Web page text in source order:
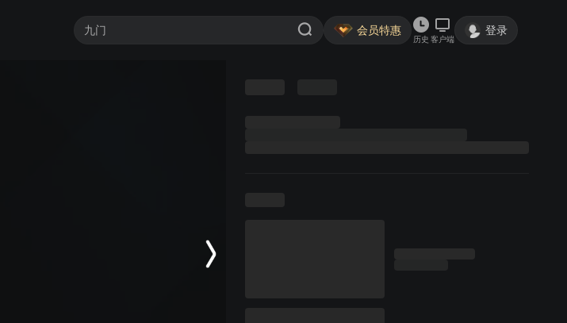
会员特惠
历史 客户端
登录